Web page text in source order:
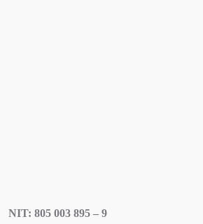
NIT: 805 003 895 – 9